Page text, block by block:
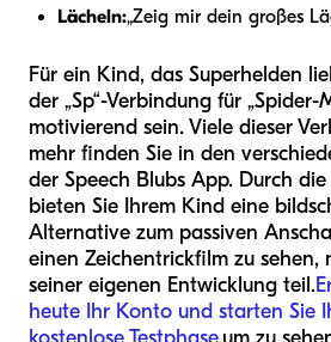
Lächeln:„Zeig mir dein großes
Für ein Kind, das Superhelden
der „Sp“-Verbindung für „Spider-
motivierend sein. Viele dieser
mehr finden Sie in den
der Speech Blubs App. Durch
bieten Sie Ihrem Kind eine
Alternative zum passiven
einen Zeichentrickfilm zu sehen,
seiner eigenen Entwicklung teil.
heute Ihr Konto und starten Sie